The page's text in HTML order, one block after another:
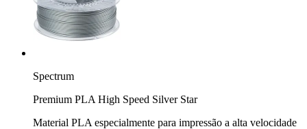
Spectrum
Premium PLA High Speed Silver Star
Material PLA especialmente para impressão a alta velocidade